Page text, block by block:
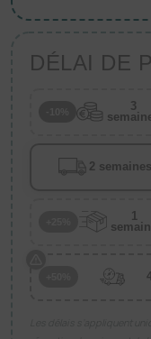
DÉLAI DE
3
2 semaines
1